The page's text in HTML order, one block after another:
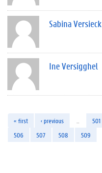
Sabina Versieck
Ine Versigghel
« first ‹ previous 501
506
507 508 509